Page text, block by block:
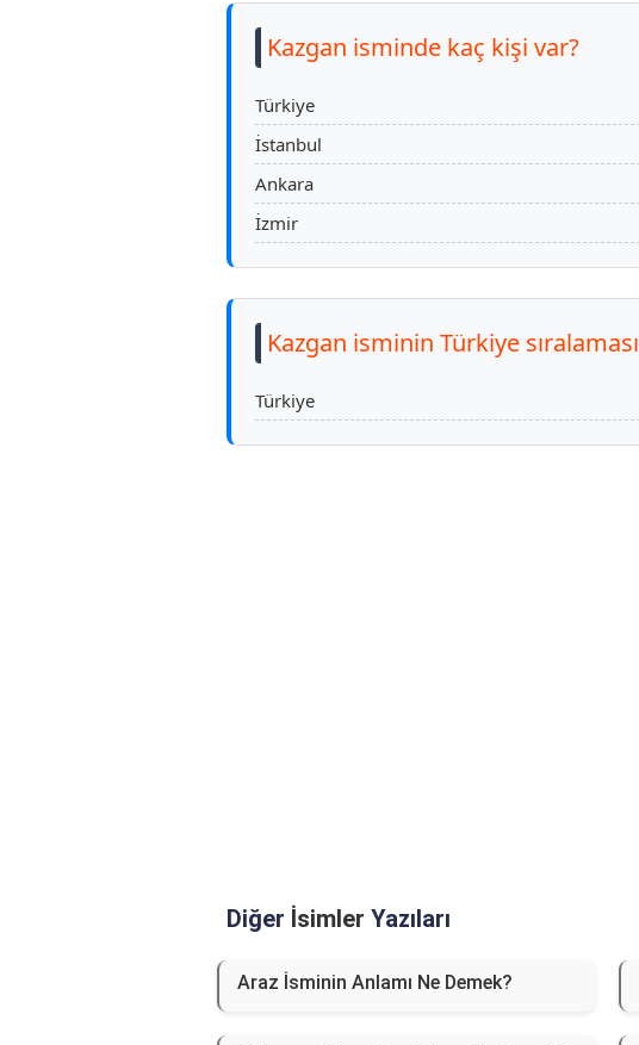
Kazgan isminde kaç kişi var?
Türkiye
İstanbul
Ankara
İzmir
Kazgan isminin Türkiye sıralaması
Türkiye
Diğer İsimler Yazıları
Araz İsminin Anlamı Ne Demek?